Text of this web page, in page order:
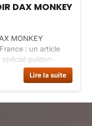
DAX MONKEY
MONKEY
: un article
spécial guidon-
Lire la suite